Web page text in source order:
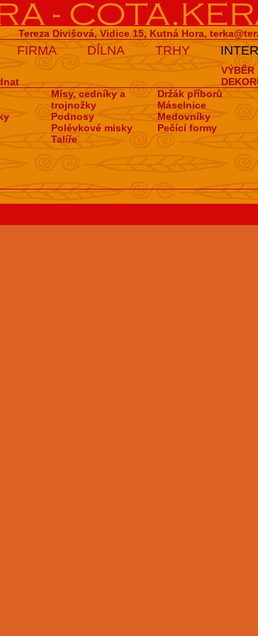
Tereza Divišová, Vidice 15, Kutná Hora,
FIRMA DÍLNA TRHY
VÝBĚR
Mísy, cedníky a
trojnožky
Podnosy
Polévkové misky
Talíře
Držák příborů
Máselnice
Medovní­ky
Pečí­cí­ formy